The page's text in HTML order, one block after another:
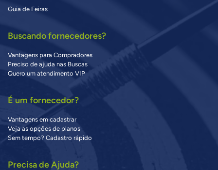
Guia de Feiras
Buscando fornecedores?
Vantagens para Compradores
Preciso de ajuda nas Buscas
Quero um atendimento VIP
É um fornecedor?
Vantagens em cadastrar
Veja as opções de planos
Sem tempo? Cadastro rápido
Precisa de Ajuda?